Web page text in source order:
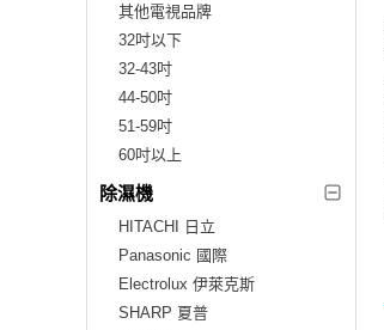
其他電視品牌
32吋以下
32-43吋
44-50吋
51-59吋
60吋以上
除濕機
HITACHI 日立
Panasonic 國際
Electrolux 伊萊克斯
SHARP 夏普